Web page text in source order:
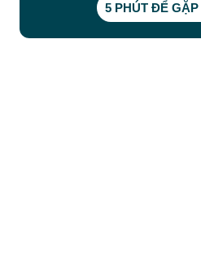
5 PHÚT ĐỂ GẶP